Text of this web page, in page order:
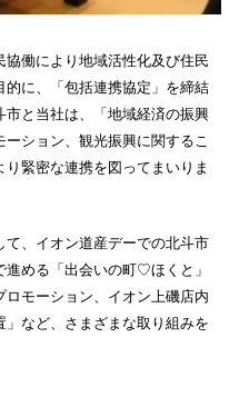
協働により地域活性化及び住民
に、「包括連携協定」を締結
市と当社は、「地域経済の振興
ション、観光振興に関するこ
緊密な連携を図ってまいりま
、イオン道産デーでの北斗市
める「出会いの町♡ほくと」
モーション、イオン上磯店内
など、さまざまな取り組みを